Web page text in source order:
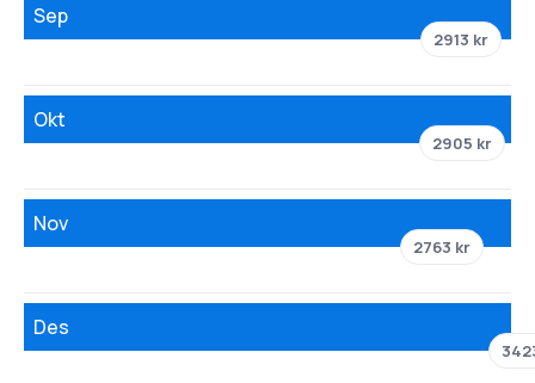
Sep
2913 kr
Okt
2905 kr
Nov
2763 kr
Des